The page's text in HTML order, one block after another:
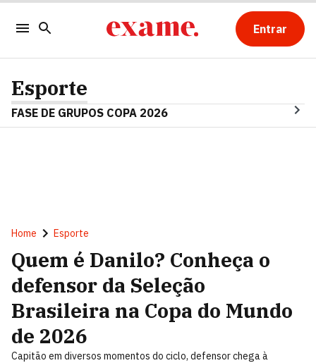
Entrar
Esporte
FASE DE GRUPOS COPA 2026
Home Esporte
Quem é Danilo? Conheça o
defensor da Seleção
Brasileira na Copa do Mundo
de 2026
Capitão em diversos momentos do ciclo, defensor chega à